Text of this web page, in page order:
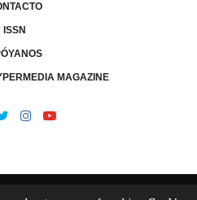
ISSN
MAGAZINE